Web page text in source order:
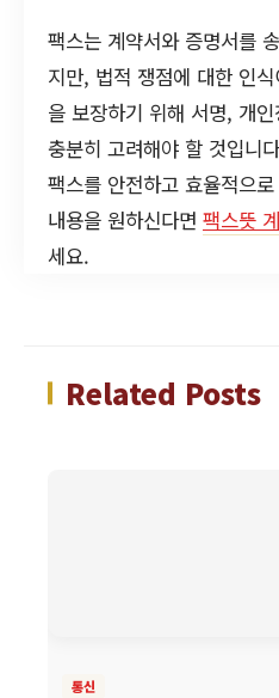
팩스는 계약서와 증명서를
지만, 법적 쟁점에 대한 인
을 보장하기 위해 서명, 개
충분히 고려해야 할 것입니
팩스를 안전하고 효율적으
내용을 원하신다면 팩스뜻
세요.
Related Posts
통신